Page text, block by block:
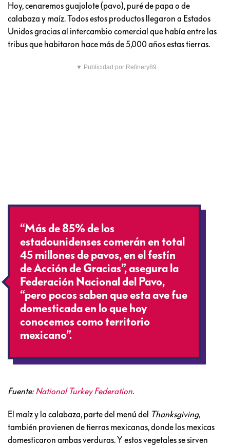
Hoy, cenaremos guajolote (pavo), puré de papa o de
calabaza y maíz. Todos estos productos llegaron a Estados
Unidos gracias al intercambio comercial que había entre las
tribus que habitaron hace más de 5,000 años estas tierras.
▼ Publicidad por Refinery89
“Más de 85% de los
estadounidenses comerán en total
45 millones de pavos, en el festín
de Acción de Gracias”, asegura la
Federación Nacional del Pavo,
“pero pocos saben que esta ave fue
domesticada en lo que hoy
conocemos como territorio
mexicano”.
Fuente:National Turkey Federation.
El maíz y la calabaza, parte del menú del Thanksgiving,
también provienen de tierras mexicanas, donde los mexicas
domesticaron ambas verduras. Y estos vegetales se sirven